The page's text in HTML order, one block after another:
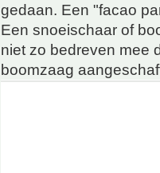
gedaan. Een "facao
Een snoeischaar of
niet zo bedreven mee
boomzaag